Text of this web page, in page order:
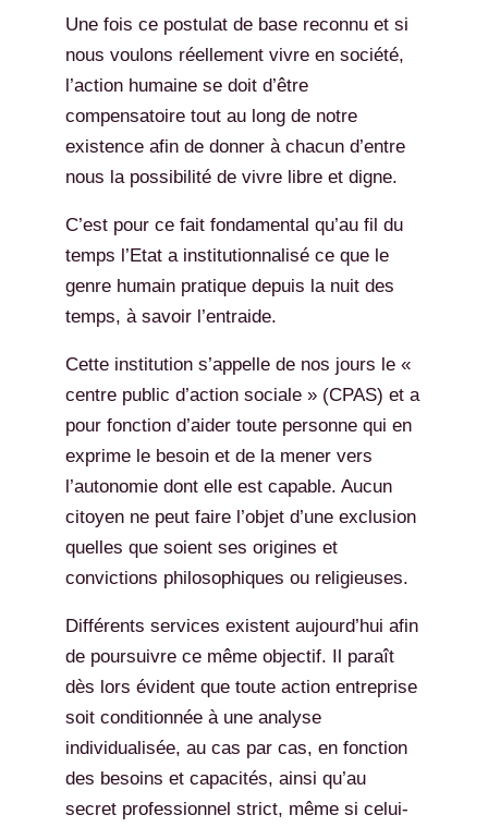
Une fois ce postulat de base reconnu et si
nous voulons réellement vivre en société,
l’action humaine se doit d’être
compensatoire tout au long de notre
existence afin de donner à chacun d’entre
nous la possibilité de vivre libre et digne.
C’est pour ce fait fondamental qu’au fil du
temps l’Etat a institutionnalisé ce que le
genre humain pratique depuis la nuit des
temps, à savoir l’entraide.
Cette institution s’appelle de nos jours le «
centre public d’action sociale » (CPAS) et a
pour fonction d’aider toute personne qui en
exprime le besoin et de la mener vers
l’autonomie dont elle est capable. Aucun
citoyen ne peut faire l’objet d’une exclusion
quelles que soient ses origines et
convictions philosophiques ou religieuses.
Différents services existent aujourd’hui afin
de poursuivre ce même objectif. Il paraît
dès lors évident que toute action entreprise
soit conditionnée à une analyse
individualisée, au cas par cas, en fonction
des besoins et capacités, ainsi qu’au
secret professionnel strict, même si celui-